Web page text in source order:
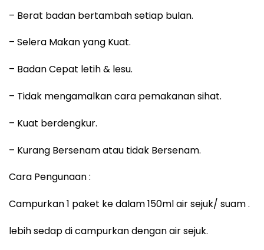
– Berat badan bertambah setiap bulan.
– Selera Makan yang Kuat.
– Badan Cepat letih & lesu.
– Tidak mengamalkan cara pemakanan sihat.
– Kuat berdengkur.
– Kurang Bersenam atau tidak Bersenam.
Cara Pengunaan :
Campurkan 1 paket ke dalam 150ml air sejuk/ suam .
lebih sedap di campurkan dengan air sejuk.